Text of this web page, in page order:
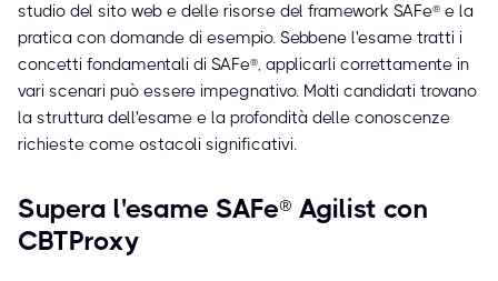
studio del sito web e delle risorse del framework SAFe® e la
pratica con domande di esempio. Sebbene l'esame tratti i
concetti fondamentali di SAFe®, applicarli correttamente in
vari scenari può essere impegnativo. Molti candidati trovano
la struttura dell'esame e la profondità delle conoscenze
richieste come ostacoli significativi.
Supera l'esame SAFe® Agilist con
CBTProxy